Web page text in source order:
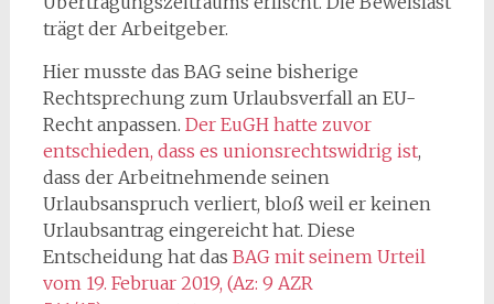
trägt der Arbeitgeber.
Hier musste das BAG seine bisherige
Rechtsprechung zum Urlaubsverfall an EU-
Recht anpassen. Der EuGH hatte zuvor
entschieden, dass es unionsrechtswidrig ist,
dass der Arbeitnehmende seinen
Urlaubsanspruch verliert, bloß weil er keinen
Urlaubsantrag eingereicht hat. Diese
Entscheidung hat das BAG mit seinem Urteil
vom 19. Februar 2019, (Az: 9 AZR